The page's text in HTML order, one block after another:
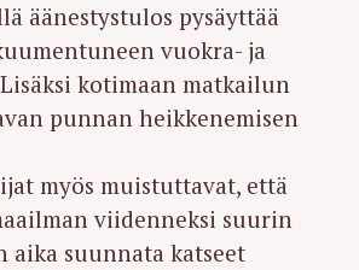
äänestystulos pysäyttää
vuokra- ja
kotimaan matkailun
punnan heikkenemisen
myös muistuttavat, että
viidenneksi suurin
aika suunnata katseet